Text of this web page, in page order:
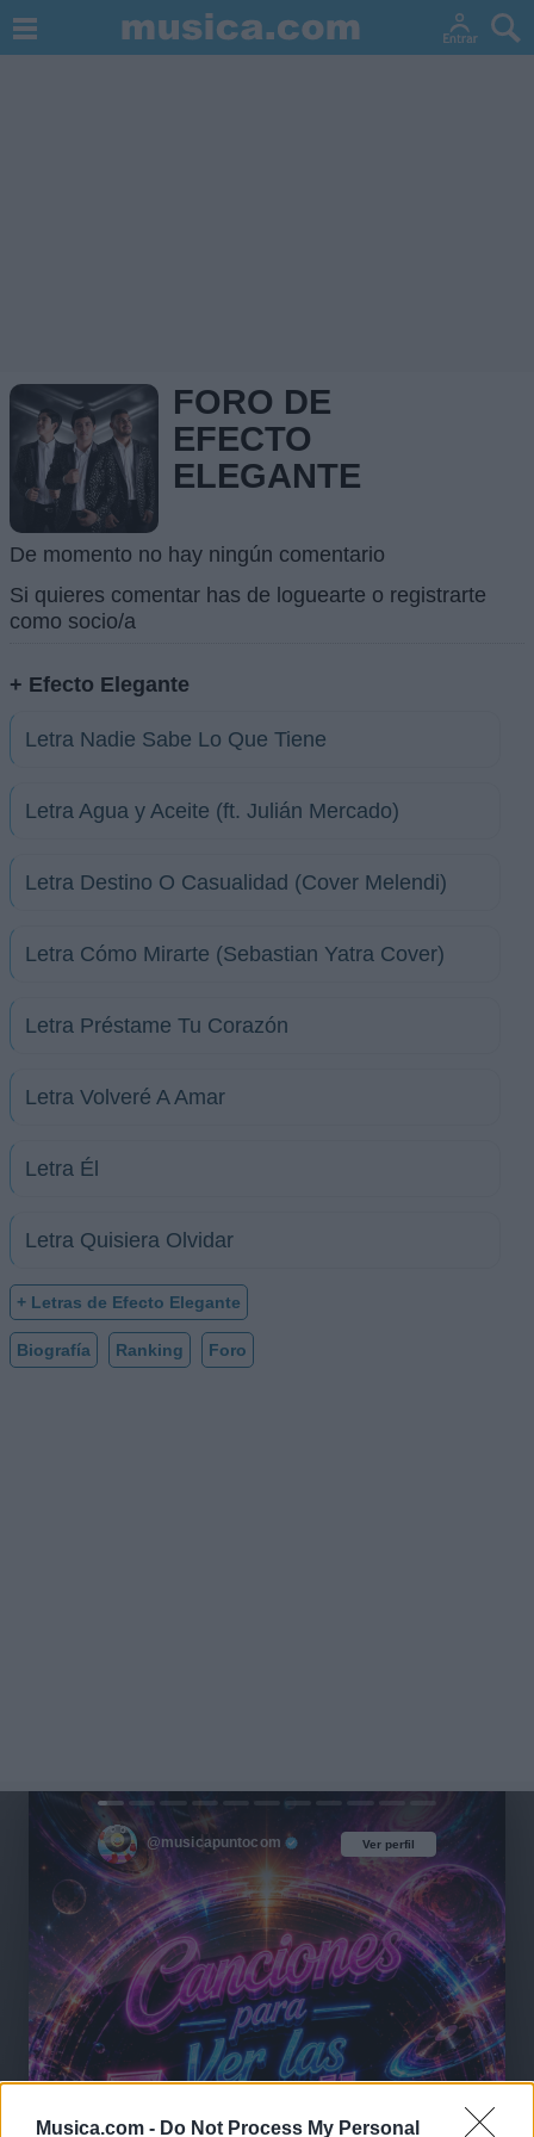
Musica.com - Do Not Process My Personal
FORO DE
EFECTO
ELEGANTE
De momento no hay ningún comentario
Si quieres comentar has de loguearte o registrarte
como socio/a
+ Efecto Elegante
Letra Nadie Sabe Lo Que Tiene
Letra Agua y Aceite (ft. Julián Mercado)
Letra Destino O Casualidad (Cover Melendi)
Letra Cómo Mirarte (Sebastian Yatra Cover)
Letra Préstame Tu Corazón
Letra Volveré A Amar
Letra Él
Letra Quisiera Olvidar
+ Letras de Efecto Elegante
Biografía Ranking Foro
Ver perfil
@musicapuntocom Ver perfil